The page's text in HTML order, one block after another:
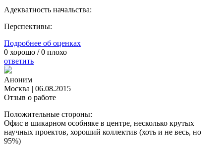
Адекватность начальства:
Перспективы:
Подробнее об оценках
0 хорошо /0 плохо
ответить
Аноним
Москва | 06.08.2015
Отзыв о работе
Положительные стороны:
Офис в шикарном особняке в центре, несколько крутых
научных проектов, хороший коллектив (хоть и не весь, но
95%)